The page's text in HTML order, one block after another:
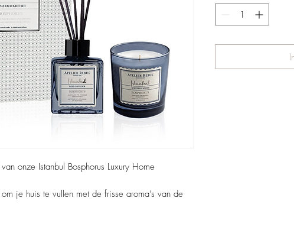
onze Istanbul Bosphorus Luxury Home
je huis te vullen met de frisse aroma’s van de